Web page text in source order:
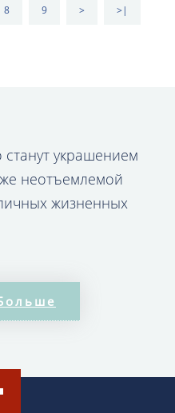
8 9 > >|
украшением
неотъемлемой
жизненных
Это связано, главным
даже заявленные